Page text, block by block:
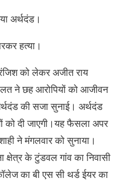
अर्थदंड।
हत्या।
को लेकर अजीत राय
ने छह आरोपियों को आजीवन
की सजा सुनाई। अर्थदंड
को दी जाएगी।यह फैसला अपर
ने मंगलवार को सुनाया।
क्षेत्र के टुंडवल गांव का निवासी
का बी एस सी थर्ड ईयर का